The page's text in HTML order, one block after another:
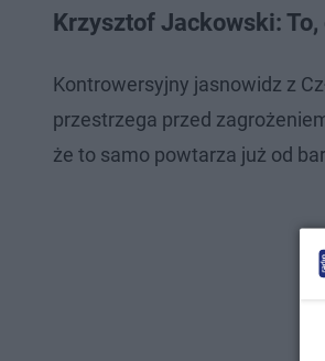
Krzysztof Jackowski:
Kontrowersyjny jasnowidz z
przestrzega przed
że to samo powtarza już od